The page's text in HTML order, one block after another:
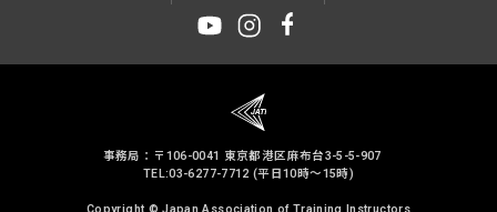
事務局：〒106-0041 東京都港区麻布台3-5-5-907
TEL:03-6277-7712 (平日10時～15時)